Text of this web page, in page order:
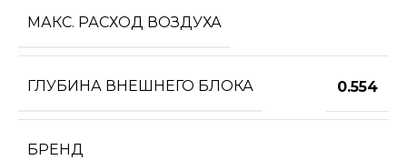
МАКС. РАСХОД ВОЗДУХА
ГЛУБИНА ВНЕШНЕГО БЛОКА 0.554
БРЕНД